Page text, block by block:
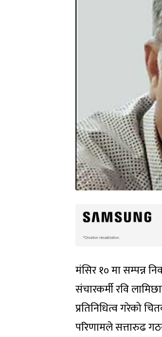
मंसिर १० मा सम्पन्न
संचारकर्मी रवि
प्रतिनिधित्व गरेको
परिणामले सत्तारुढ